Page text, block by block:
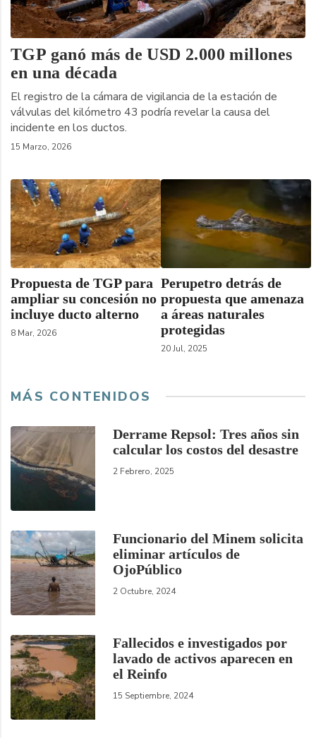
TGP ganó más de USD 2.000 millones
en una década
El registro de la cámara de vigilancia de la estación de
válvulas del kilómetro 43 podría revelar la causa del
incidente en los ductos.
15 Marzo, 2026
Propuesta de TGP para
ampliar su concesión no
incluye ducto alterno
8 Mar, 2026
Perupetro detrás de
propuesta que amenaza
a áreas naturales
protegidas
20 Jul, 2025
MÁS CONTENIDOS
Derrame Repsol: Tres años sin
calcular los costos del desastre
2 Febrero, 2025
Funcionario del Minem solicita
eliminar artículos de
OjoPúblico
2 Octubre, 2024
Fallecidos e investigados por
lavado de activos aparecen en
el Reinfo
15 Septiembre, 2024